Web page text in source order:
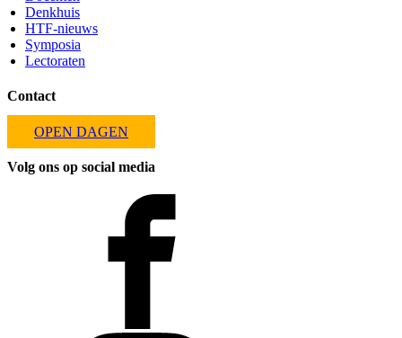
Denkhuis
HTF-nieuws
Symposia
Lectoraten
Contact
OPEN DAGEN
Volg ons op social media